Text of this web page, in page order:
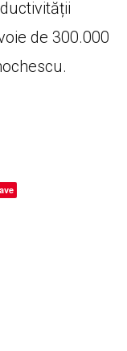
de 300.000